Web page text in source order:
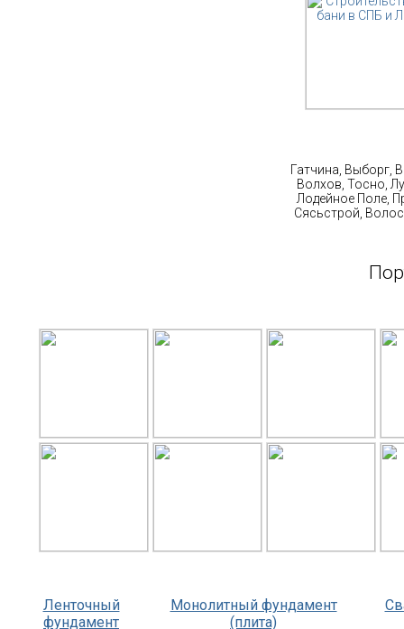
Гатчина, Выборг,
Волхов, Тосно,
Лодейное Поле,
Сясьстрой,
Ленточный
фундамент
Монолитный фундамент
(плита)